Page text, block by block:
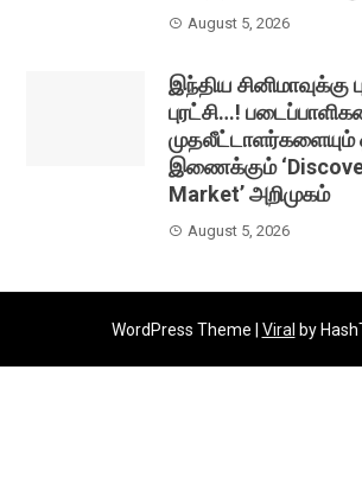
August 5, 2026
இந்திய சினிமாவுக்கு
புரட்சி…!
முதலீட்டாளர்களையும்
இணைக்கும்
Market’ அறிமுகம்
August 5, 2026
WordPress Theme | Viral by